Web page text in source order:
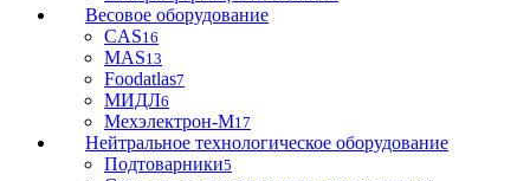
Весовое оборудование
CAS16
MAS13
Foodatlas7
МИДЛ6
Мехэлектрон-М17
Нейтральное технологическое оборудование
Подтоварники5